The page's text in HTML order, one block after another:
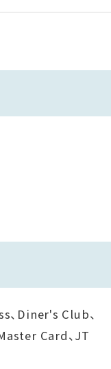
、Diner's Club、
Master Card、JT